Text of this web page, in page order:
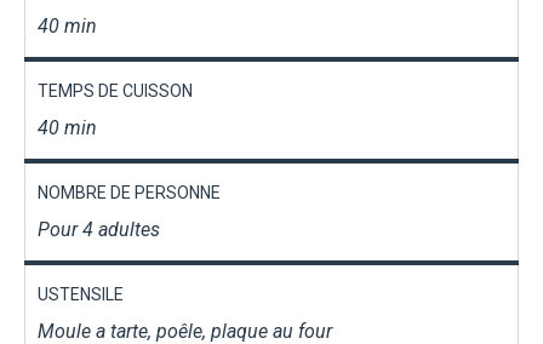
40 min
TEMPS DE CUISSON
40 min
NOMBRE DE PERSONNE
Pour 4 adultes
USTENSILE
Moule a tarte, poêle, plaque au four